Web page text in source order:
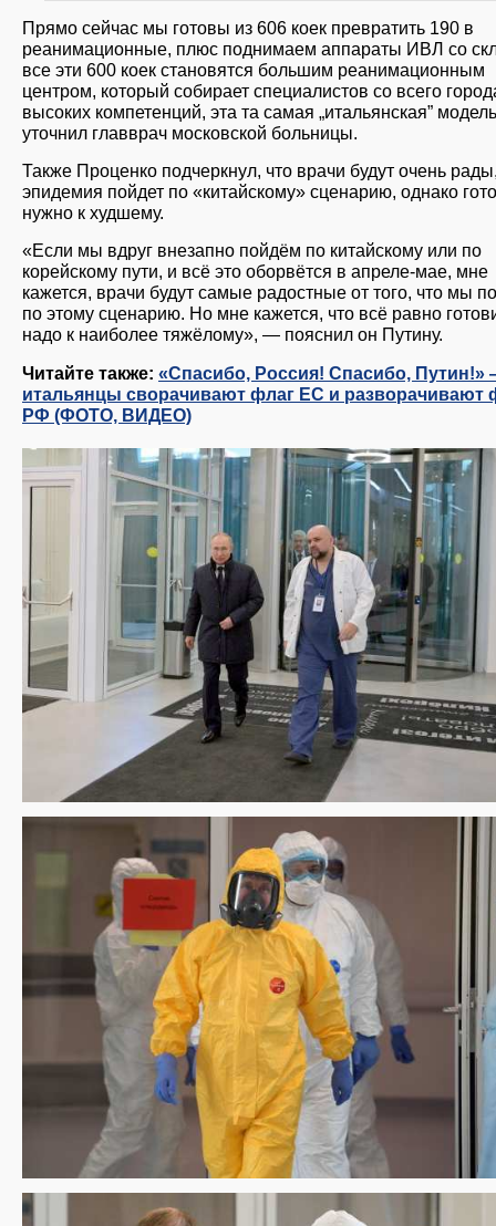
Прямо сейчас мы готовы из 606 коек превратить 190 в
реанимационные, плюс поднимаем аппараты ИВЛ со
все эти 600 коек становятся большим реанимационным
центром, который собирает специалистов со всего
высоких компетенций, эта та самая „итальянская”
уточнил главврач московской больницы.
Также Проценко подчеркнул, что врачи будут очень
эпидемия пойдет по «китайскому» сценарию, однако
нужно к худшему.
«Если мы вдруг внезапно пойдём по китайскому или по
корейскому пути, и всё это оборвётся в апреле-мае, мне
кажется, врачи будут самые радостные от того, что мы
по этому сценарию. Но мне кажется, что всё равно
надо к наиболее тяжёлому», — пояснил он Путину.
Читайте также: «Спасибо, Россия! Спасибо, Путин!»
итальянцы сворачивают флаг ЕС и разворачивают
РФ (ФОТО, ВИДЕО)